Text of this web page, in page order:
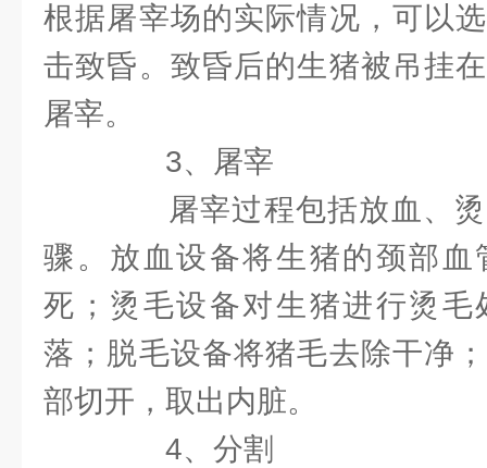
根据屠宰场的实际情况，可以
击致昏。致昏后的生猪被吊挂
屠宰。
3、屠宰
屠宰过程包括放血、烫
骤。放血设备将生猪的颈部血
死；烫毛设备对生猪进行烫毛
落；脱毛设备将猪毛去除干净
部切开，取出内脏。
4、分割